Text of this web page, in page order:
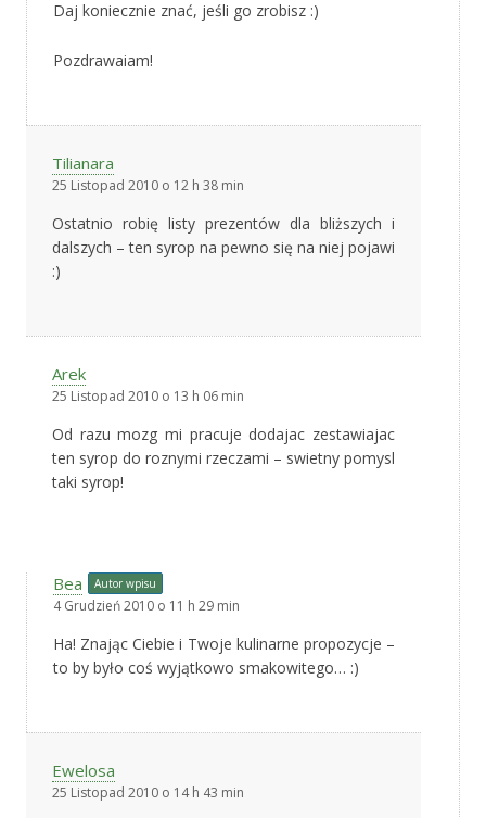
Daj koniecznie znać, jeśli go zrobisz :)
Pozdrawaiam!
Tilianara
25 Listopad 2010 o 12 h 38 min
Ostatnio robię listy prezentów dla bliższych i
dalszych – ten syrop na pewno się na niej pojawi
:)
Arek
25 Listopad 2010 o 13 h 06 min
Od razu mozg mi pracuje dodajac zestawiajac
ten syrop do roznymi rzeczami – swietny pomysl
taki syrop!
Bea Autor wpisu
4 Grudzień 2010 o 11 h 29 min
Ha! Znając Ciebie i Twoje kulinarne propozycje –
to by było coś wyjątkowo smakowitego… :)
Ewelosa
25 Listopad 2010 o 14 h 43 min